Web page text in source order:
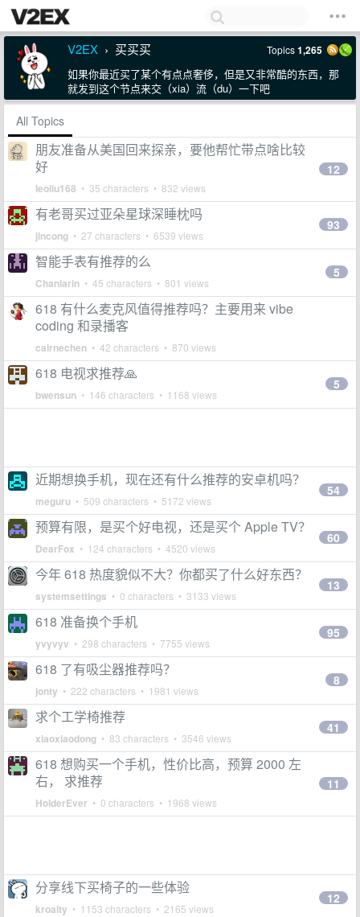
V2EX › 买买买 Topics1,265
如果你最近买了某个有点点奢侈，但是又非常酷的东西，那
就发到这个节点来交（xia）流（du）一下吧
All Topics
朋友准备从美国回来探亲，要他帮忙带点啥比较
好
leoliu168 • 35 characters • 832 views
12
有老哥买过亚朵星球深睡枕吗
jincong • 27 characters • 6539 views
93
智能手表有推荐的么
Chanlarin • 45 characters • 801 views
5
618 有什么麦克风值得推荐吗？主要用来 vibe
coding 和录播客
cairnechen • 42 characters • 870 views
618 电视求推荐🙏
bwensun • 146 characters • 1168 views
5
近期想换手机，现在还有什么推荐的安卓机吗？
meguru • 509 characters • 5172 views
54
预算有限，是买个好电视，还是买个 Apple TV？
DearFox • 124 characters • 4520 views
60
今年 618 热度貌似不大？你都买了什么好东西？
systemsettings • 0 characters • 3133 views
13
618 准备换个手机
yvyvyv • 298 characters • 7755 views
95
618 了有吸尘器推荐吗？
jonty • 222 characters • 1981 views
8
求个工学椅推荐
xiaoxiaodong • 83 characters • 3546 views
41
618 想购买一个手机，性价比高，预算 2000 左
右， 求推荐
HolderEver • 0 characters • 1968 views
11
分享线下买椅子的一些体验
kroaity • 1153 characters • 2165 views
12